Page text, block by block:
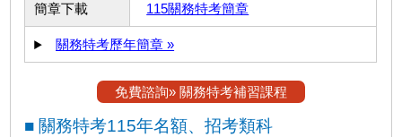
簡章下載 115關務特考簡章
關務特考歷年簡章 »
免費諮詢» 關務特考補習課程
■ 關務特考115年名額、招考類科